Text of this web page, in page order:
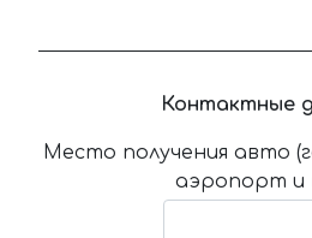
Контактные
Место получения авто
аэропорт и